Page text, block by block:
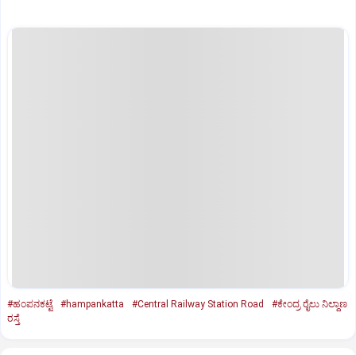
#ಹಂಪನಕಟ್ಟೆ #hampankatta #Central Railway Station Road
#ಕೇಂದ್ರ ರೈಲು ನಿಲ್ದಾಣ
ರಸ್ತೆ